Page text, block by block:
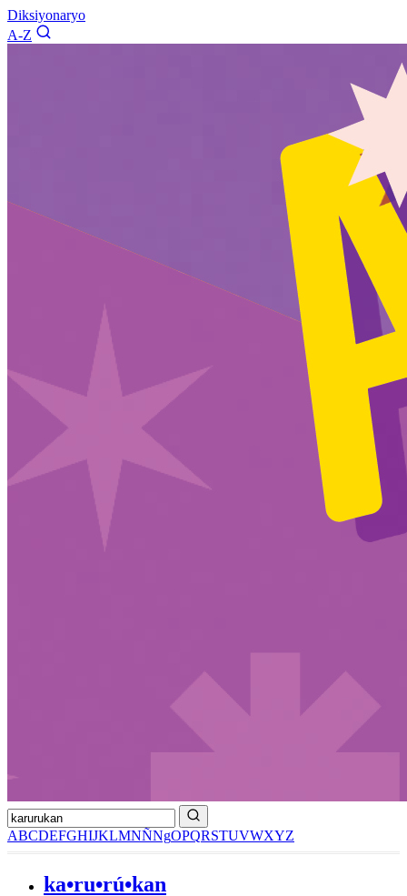
Diksiyonaryo
A-Z
ABCDEFGHIJKLMNÑNgOPQRSTUVWXYZ
ka•ru•rú•kan